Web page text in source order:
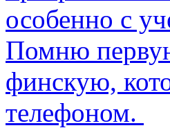
особенно с
Помню
финскую,
телефоном.